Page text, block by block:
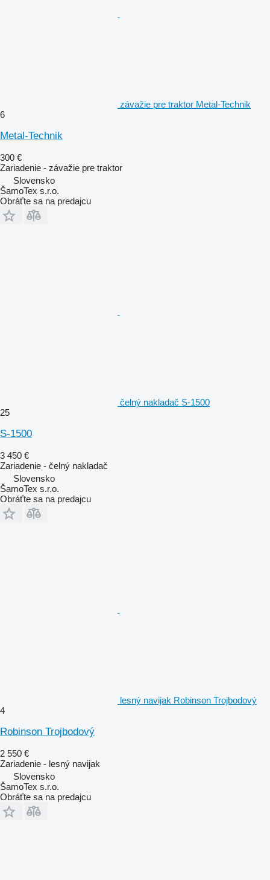
závažie pre traktor Metal-Technik
6
Metal-Technik
300 €
Zariadenie - závažie pre traktor
Slovensko
ŠamoTex s.r.o.
Obráťte sa na predajcu
čelný nakladač S-1500
25
S-1500
3 450 €
Zariadenie - čelný nakladač
Slovensko
ŠamoTex s.r.o.
Obráťte sa na predajcu
lesný navijak Robinson Trojbodový
4
Robinson Trojbodový
2 550 €
Zariadenie - lesný navijak
Slovensko
ŠamoTex s.r.o.
Obráťte sa na predajcu